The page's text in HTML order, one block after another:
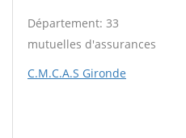
Département: 33
mutuelles d'assurances
C.M.C.A.S Gironde